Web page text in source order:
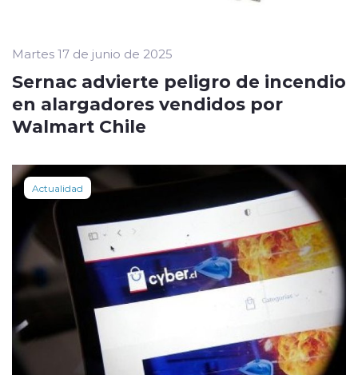
Martes 17 de junio de 2025
Sernac advierte peligro de incendio
en alargadores vendidos por
Walmart Chile
Actualidad